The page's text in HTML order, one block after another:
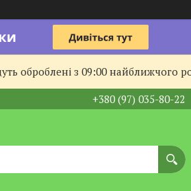
оброблені з 09:00 найближчого
+380 (97) 035-80-22